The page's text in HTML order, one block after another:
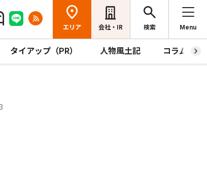
エリア 会社・IR 検索 Menu
タイアップ（PR） 人物風土記 コラム